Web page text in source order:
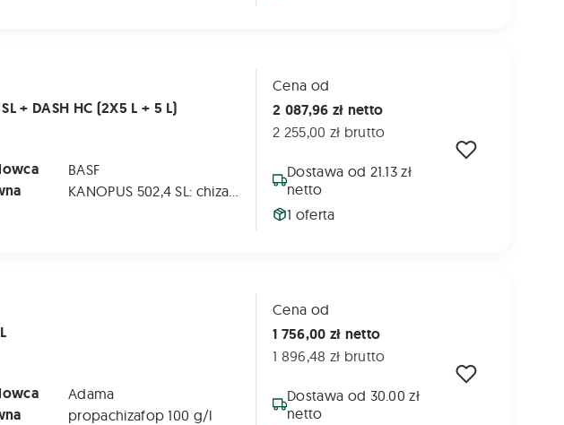
+ DASH HC (2X5 L + 5 L)
BASF
Cena od
2 087,96 zł netto
2 255,00 zł brutto
Dostawa od 21.13 zł
netto
1 oferta
Adama
propachizafop 100 g/l
Cena od
1 756,00 zł netto
1 896,48 zł brutto
Dostawa od 30.00 zł
netto